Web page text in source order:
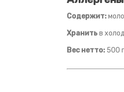
Содержит:
Хранитьв
Вес нетто: 500